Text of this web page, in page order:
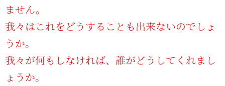
ません。
我々はこれをどうすることも出来ないのでしょ
うか。
我々が何もしなければ、誰がどうしてくれまし
ょうか。